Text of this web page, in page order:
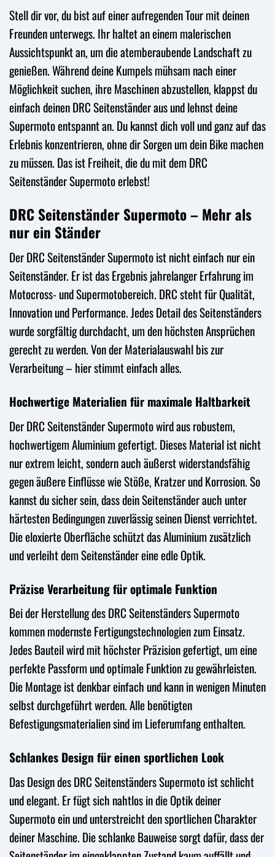
Stell dir vor, du bist auf einer aufregenden Tour mit deinen
Freunden unterwegs. Ihr haltet an einem malerischen
Aussichtspunkt an, um die atemberaubende Landschaft zu
genießen. Während deine Kumpels mühsam nach einer
Möglichkeit suchen, ihre Maschinen abzustellen, klappst du
einfach deinen DRC Seitenständer aus und lehnst deine
Supermoto entspannt an. Du kannst dich voll und ganz auf das
Erlebnis konzentrieren, ohne dir Sorgen um dein Bike machen
zu müssen. Das ist Freiheit, die du mit dem DRC
Seitenständer Supermoto erlebst!
DRC Seitenständer Supermoto – Mehr als
nur ein Ständer
Der DRC Seitenständer Supermoto ist nicht einfach nur ein
Seitenständer. Er ist das Ergebnis jahrelanger Erfahrung im
Motocross- und Supermotobereich. DRC steht für Qualität,
Innovation und Performance. Jedes Detail des Seitenständers
wurde sorgfältig durchdacht, um den höchsten Ansprüchen
gerecht zu werden. Von der Materialauswahl bis zur
Verarbeitung – hier stimmt einfach alles.
Hochwertige Materialien für maximale Haltbarkeit
Der DRC Seitenständer Supermoto wird aus robustem,
hochwertigem Aluminium gefertigt. Dieses Material ist nicht
nur extrem leicht, sondern auch äußerst widerstandsfähig
gegen äußere Einflüsse wie Stöße, Kratzer und Korrosion. So
kannst du sicher sein, dass dein Seitenständer auch unter
härtesten Bedingungen zuverlässig seinen Dienst verrichtet.
Die eloxierte Oberfläche schützt das Aluminium zusätzlich
und verleiht dem Seitenständer eine edle Optik.
Präzise Verarbeitung für optimale Funktion
Bei der Herstellung des DRC Seitenständers Supermoto
kommen modernste Fertigungstechnologien zum Einsatz.
Jedes Bauteil wird mit höchster Präzision gefertigt, um eine
perfekte Passform und optimale Funktion zu gewährleisten.
Die Montage ist denkbar einfach und kann in wenigen Minuten
selbst durchgeführt werden. Alle benötigten
Befestigungsmaterialien sind im Lieferumfang enthalten.
Schlankes Design für einen sportlichen Look
Das Design des DRC Seitenständers Supermoto ist schlicht
und elegant. Er fügt sich nahtlos in die Optik deiner
Supermoto ein und unterstreicht den sportlichen Charakter
deiner Maschine. Die schlanke Bauweise sorgt dafür, dass der